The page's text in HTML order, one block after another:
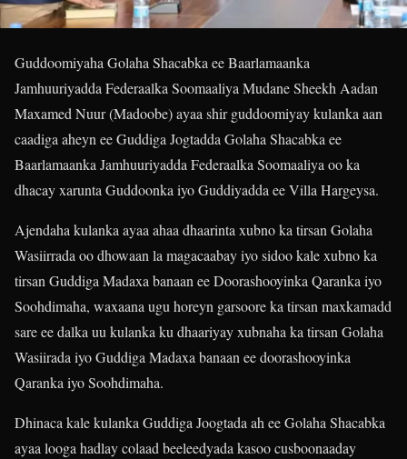
Guddoomiyaha Golaha Shacabka ee Baarlamaanka
Jamhuuriyadda Federaalka Soomaaliya Mudane Sheekh Aadan
Maxamed Nuur (Madoobe) ayaa shir guddoomiyay kulanka aan
caadiga aheyn ee Guddiga Jogtadda Golaha Shacabka ee
Baarlamaanka Jamhuuriyadda Federaalka Soomaaliya oo ka
dhacay xarunta Guddoonka iyo Guddiyadda ee Villa Hargeysa.
Ajendaha kulanka ayaa ahaa dhaarinta xubno ka tirsan Golaha
Wasiirrada oo dhowaan la magacaabay iyo sidoo kale xubno ka
tirsan Guddiga Madaxa banaan ee Doorashooyinka Qaranka iyo
Soohdimaha, waxaana ugu horeyn garsoore ka tirsan maxkamadd
sare ee dalka uu kulanka ku dhaariyay xubnaha ka tirsan Golaha
Wasiirada iyo Guddiga Madaxa banaan ee doorashooyinka
Qaranka iyo Soohdimaha.
Dhinaca kale kulanka Guddiga Joogtada ah ee Golaha Shacabka
ayaa looga hadlay colaad beeleedyada kasoo cusboonaaday